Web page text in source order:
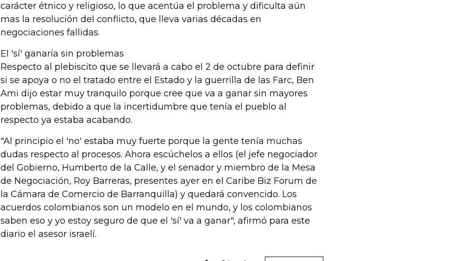
carácter étnico y religioso, lo que acentúa el problema y dificulta aún
mas la resolución del conflicto, que lleva varias décadas en
negociaciones fallidas.
El 'sí' ganaría sin problemas
Respecto al plebiscito que se llevará a cabo el 2 de octubre para definir
si se apoya o no el tratado entre el Estado y la guerrilla de las Farc, Ben
Ami dijo estar muy tranquilo porque cree que va a ganar sin mayores
problemas, debido a que la incertidumbre que tenía el pueblo al
respecto ya estaba acabando.
"Al principio el 'no' estaba muy fuerte porque la gente tenía muchas
dudas respecto al procesos. Ahora escúchelos a ellos (el jefe negociador
del Gobierno, Humberto de la Calle, y el senador y miembro de la Mesa
de Negociación, Roy Barreras, presentes ayer en el Caribe Biz Forum de
la Cámara de Comercio de Barranquilla) y quedará convencido. Los
acuerdos colombianos son un modelo en el mundo, y los colombianos
saben eso y yo estoy seguro de que el 'sí' va a ganar", afirmó para este
diario el asesor israelí.